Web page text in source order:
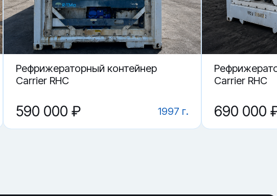
Рефрижераторный контейнер
Carrier RHC
590 000 ₽ 1997 г.
Carrier RHC
690 000